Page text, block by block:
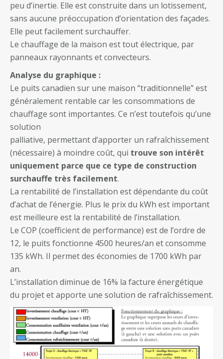
peu d’inertie. Elle est construite dans un lotissement,
sans aucune préoccupation d’orientation des façades.
Elle peut facilement surchauffer.
Le chauffage de la maison est tout électrique, par
panneaux rayonnants et convecteurs.
Analyse du graphique :
Le puits canadien sur une maison “traditionnelle” est
généralement rentable car les consommations de
chauffage sont importantes. Ce n’est toutefois qu’une
solution
palliative, permettant d’apporter un rafraîchissement
(nécessaire) à moindre coût, qui trouve son intérêt
uniquement parce que ce type de construction
surchauffe très facilement.
La rentabilité de l’installation est dépendante du coût
d’achat de l’énergie. Plus le prix du kWh est important
est meilleure est la rentabilité de l’installation.
Le COP (coefficient de performance) est de l’ordre de
12, le puits fonctionne 4500 heures/an et consomme
135 kWh. Il permet des économies de 1700 kWh par
an.
L’installation diminue de 16% la facture énergétique
du projet et apporte une solution de rafraîchissement.